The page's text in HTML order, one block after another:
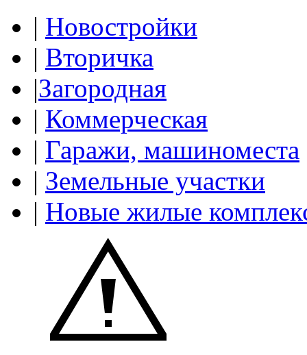
| Новостройки
| Вторичка
|Загородная
| Коммерческая
| Гаражи, машиноместа
| Земельные участки
| Новые жилые